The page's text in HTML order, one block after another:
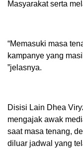
Masyarakat serta
“Memasuki masa
kampanye yang
”jelasnya.
Disisi Lain Dhea
mengajak awak
saat masa tenang,
diluar jadwal yang